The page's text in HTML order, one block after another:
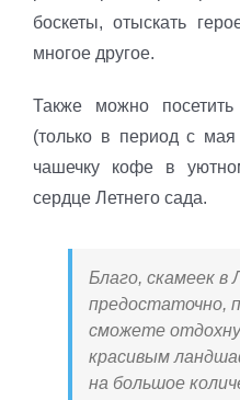
боскеты, отыскать
многое другое.
Также можно
(только в период с
чашечку кофе в
сердце Летнего сада.
Благо, скамеек в
предостаточно,
сможете
красивым
на большое